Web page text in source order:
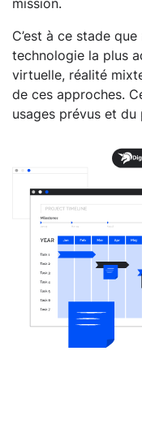
C’est à ce stade
technologie la plus
virtuelle, réalité
de ces approches.
usages prévus et